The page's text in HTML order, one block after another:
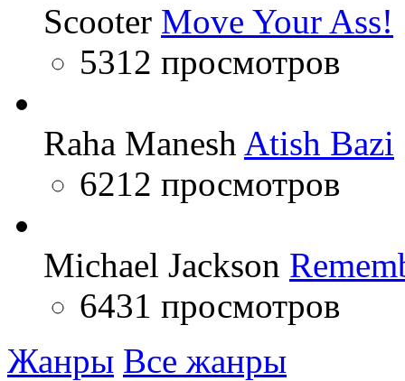
Scooter Move Your Ass!
5312 просмотров
Raha Manesh Atish Bazi
6212 просмотров
Michael Jackson
6431 просмотров
Жанры Все жанры